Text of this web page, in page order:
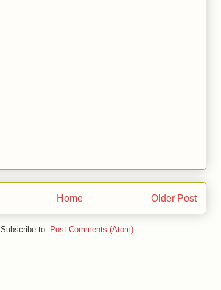
Older Post
Home
Subscribe to: Post Comments (Atom)